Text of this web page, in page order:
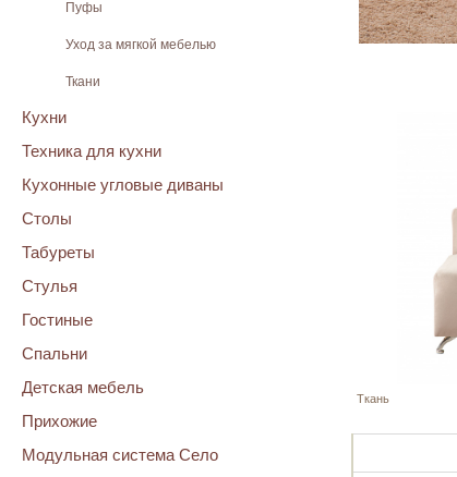
Пуфы
Уход за мягкой мебелью
Ткани
Кухни
Техника для кухни
Кухонные угловые диваны
Столы
Табуреты
Стулья
Гостиные
Спальни
Детская мебель
Прихожие
Модульная система Село
Ткань